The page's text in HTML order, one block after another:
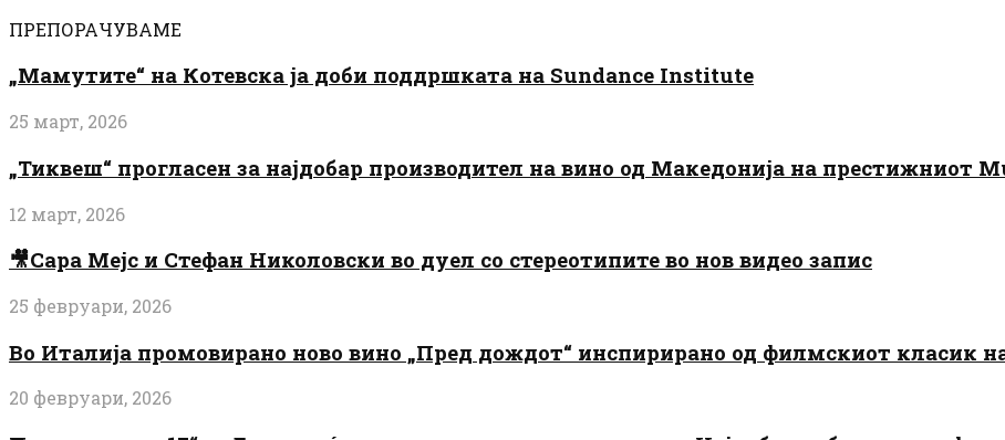
ПРЕПОРАЧУВАМЕ
„Мамутите“ на Котевска ја доби поддршката на Sundance Institute
25 март, 2026
„Тиквеш“ прогласен за најдобар производител на вино од Македонија на престижниот
12 март, 2026
🎥Сара Мејс и Стефан Николовски во дуел со стереотипите во нов видео запис
25 февруари, 2026
Во Италија промовирано ново вино „Пред дождот“ инспирирано од филмскиот класик
20 февруари, 2026